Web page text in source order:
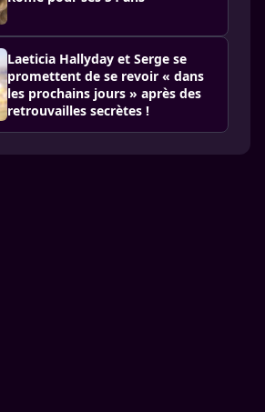
Laeticia Hallyday et Serge se
promettent de se revoir « dans
les prochains jours » après des
retrouvailles secrètes !